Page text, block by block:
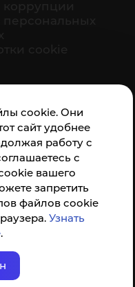
cookie. Они
сайт удобнее
работу с
с
вашего
запретить
файлов cookie
Узнать
.
а так же по прямой